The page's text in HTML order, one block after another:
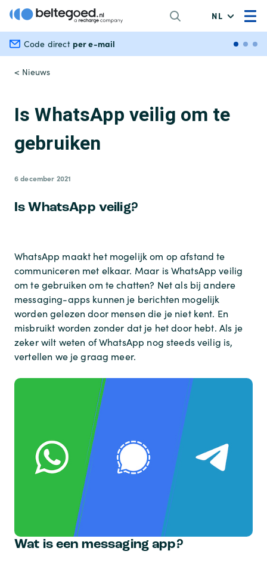
NL
Code direct per e-mail
< Nieuws
Is WhatsApp veilig om te
gebruiken
6 december 2021
Is WhatsApp veilig?
WhatsApp maakt het mogelijk om op afstand te
communiceren met elkaar. Maar is WhatsApp veilig
om te gebruiken om te chatten? Net als bij andere
messaging-apps kunnen je berichten mogelijk
worden gelezen door mensen die je niet kent. En
misbruikt worden zonder dat je het door hebt. Als je
zeker wilt weten of WhatsApp nog steeds veilig is,
vertellen we je graag meer.
Wat is een messaging app?